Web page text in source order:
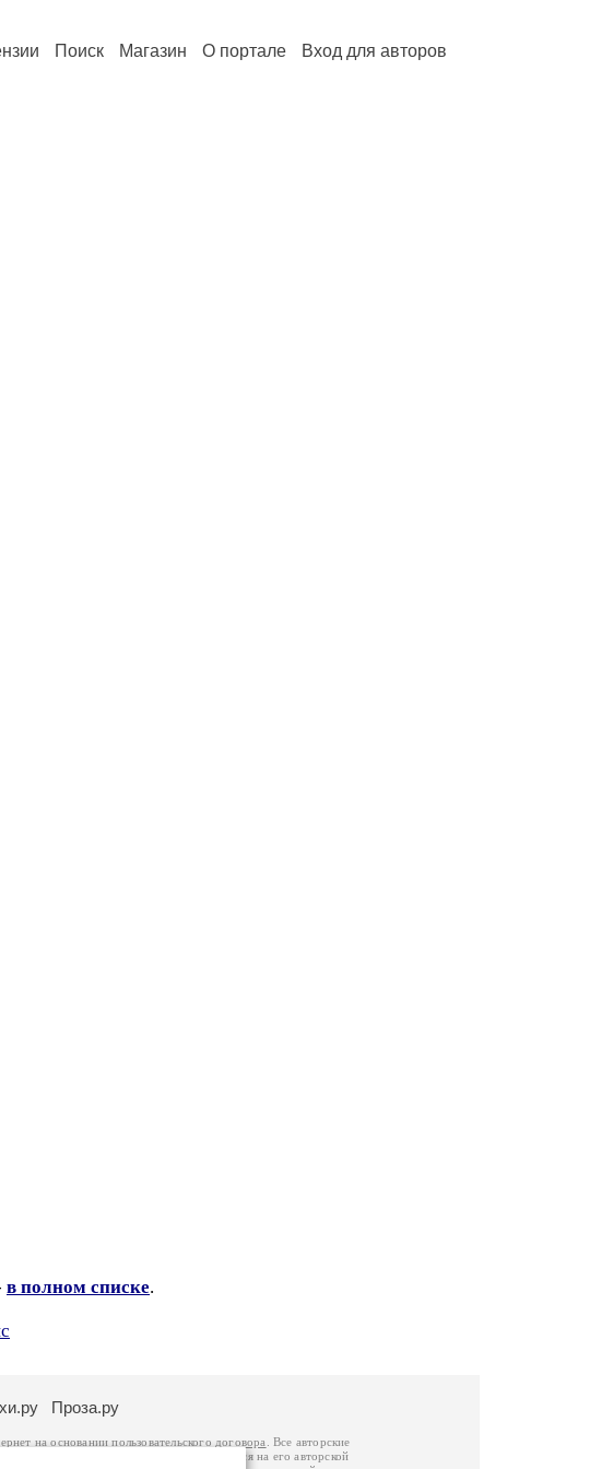
Поиск Магазин О портале Вход для авторов
в полном списке.
Проза.ру
на основаниипользовательского договора
. Все авторские
автора, к которому вы можете обратиться на его авторской